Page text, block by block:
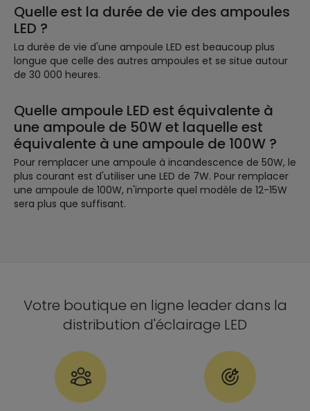
Quelle est la durée de vie des ampoules
LED ?
La durée de vie d'une ampoule LED est beaucoup plus
longue que celle des autres ampoules et se situe autour
de 30 000 heures.
Quelle ampoule LED est équivalente à
une ampoule de 50W et laquelle est
équivalente à une ampoule de 100W ?
Pour remplacer une ampoule à incandescence de 50W, le
plus courant est d'utiliser une LED de 7W. Pour remplacer
une ampoule de 100W, n'importe quel modèle de 12-15W
sera plus que suffisant.
Votre boutique en ligne leader dans la
distribution d'éclairage LED